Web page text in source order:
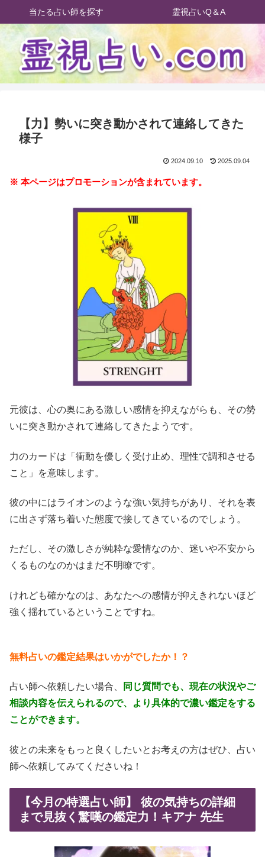
当たる占い師を探す 霊視占いQ＆A
【力】勢いに突き動かされて連絡してきた
様子
2024.09.10 2025.09.04
※ 本ページはプロモーションが含まれています。
元彼は、心の奥にある激しい感情を抑えながらも、その勢
いに突き動かされて連絡してきたようです。
力のカードは「衝動を優しく受け止め、理性で調和させる
こと」を意味します。
彼の中にはライオンのような強い気持ちがあり、それを表
に出さず落ち着いた態度で接してきているのでしょう。
ただし、その激しさが純粋な愛情なのか、迷いや不安から
くるものなのかはまだ不明瞭です。
けれども確かなのは、あなたへの感情が抑えきれないほど
強く揺れているということですね。
無料占いの鑑定結果はいかがでしたか！？
占い師へ依頼したい場合、
同じ質問でも、現在の状況やご
相談内容を伝えられるので、より具体的で濃い鑑定をする
ことができます。
彼との未来をもっと良くしたいとお考えの方はぜひ、占い
師へ依頼してみてくださいね！
【今月の特選占い師】 彼の気持ちの詳細
まで見抜く驚嘆の鑑定力！キアナ 先生